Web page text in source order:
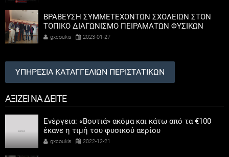
ΒΡΑΒΕΥΣΗ ΣΥΜΜΕΤΕΧΟΝΤΩΝ ΣΧΟΛΕΙΩΝ ΣΤΟΝ
ΤΟΠΙΚΟ ΔΙΑΓΩΝΙΣΜΟ ΠΕΙΡΑΜΑΤΩΝ ΦΥΣΙΚΩΝ
ΕΠΙΣΤΗΜΩΝ
gxcoukis 2023-01-27
ΥΠΗΡΕΣΙΑ ΚΑΤΑΓΓΕΛΙΩΝ ΠΕΡΙΣΤΑΤΙΚΩΝ
ΑΞΙΖΕΙ ΝΑ ΔΕΙΤΕ
Ενέργεια: «Βουτιά» ακόμα και κάτω από τα €100
έκανε η τιμή του φυσικού αερίου
gxcoukis 2022-12-21